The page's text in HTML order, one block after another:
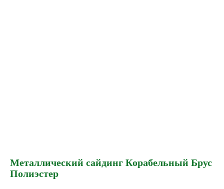
Металлический сайдинг Корабельный Брус
Полиэстер